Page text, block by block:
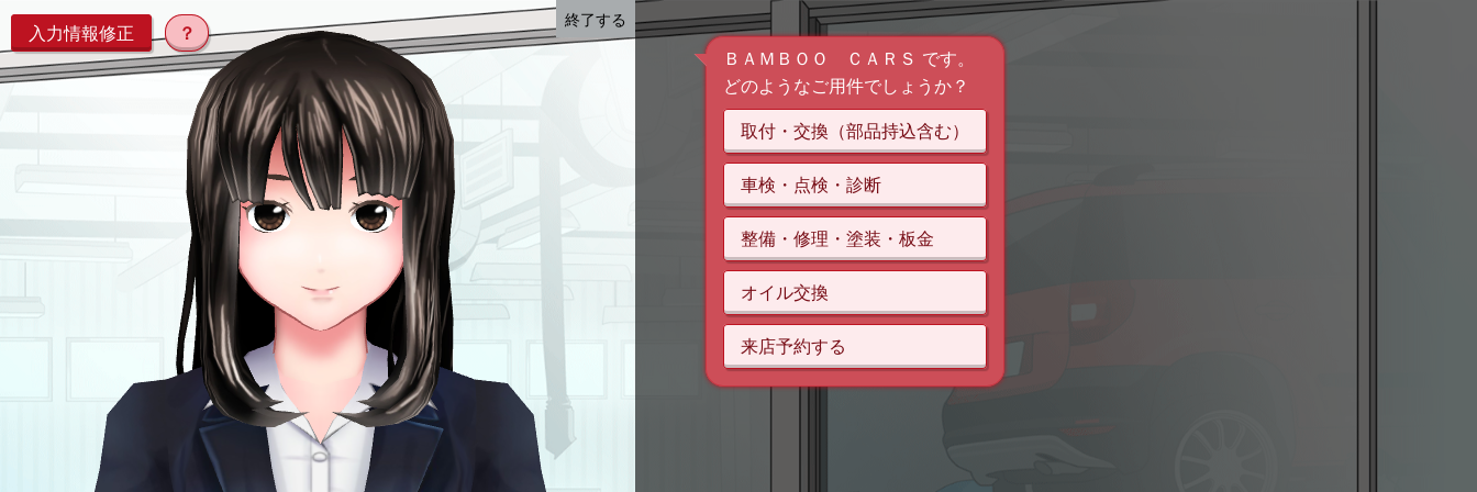
入力情報修正 ？
終了する
ＢＡＭＢＯＯ ＣＡＲＳ です。
どのようなご用件でしょうか？
取付・交換（部品持込含む）
車検・点検・診断
整備・修理・塗装・板金
オイル交換
来店予約する